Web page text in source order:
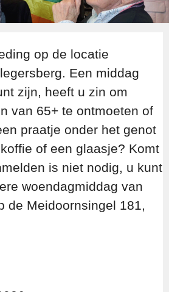
op de locatie
Een middag
zijn, heeft u zin om
van 65+ te ontmoeten of
praatje onder het genot
of een glaasje? Komt
is niet nodig, u kunt
woendagmiddag van
de Meidoornsingel 181,